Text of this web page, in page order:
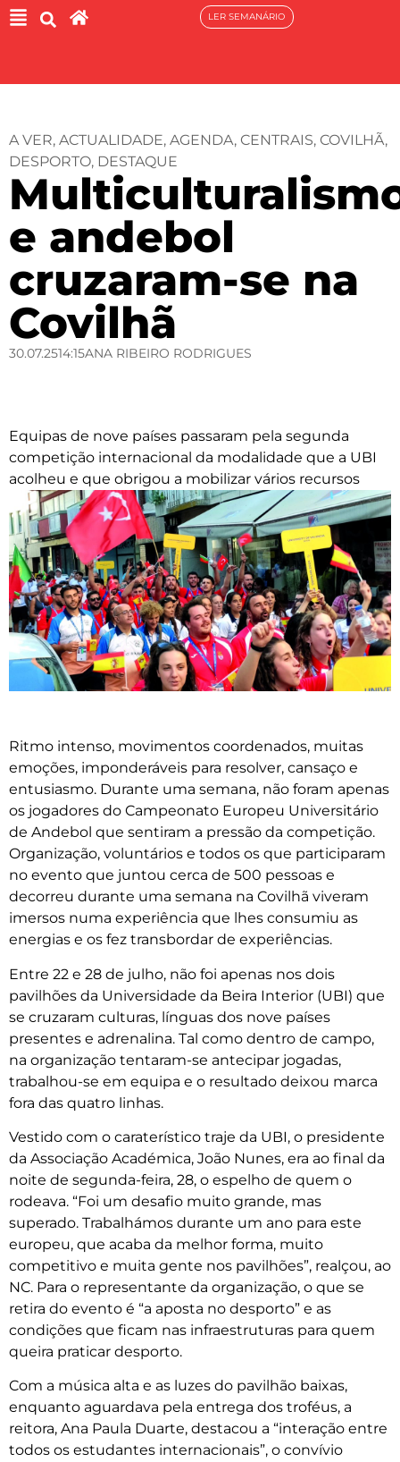
LER SEMANÁRIO
A VER, ACTUALIDADE, AGENDA, CENTRAIS, COVILHÃ,
DESPORTO, DESTAQUE
e andebol
cruzaram-se na
Covilhã
30.07.2514:15ANA RIBEIRO RODRIGUES
Equipas de nove países passaram pela segunda
competição internacional da modalidade que a UBI
acolheu e que obrigou a mobilizar vários recursos
Ritmo intenso, movimentos coordenados, muitas
emoções, imponderáveis para resolver, cansaço e
entusiasmo. Durante uma semana, não foram apenas
os jogadores do Campeonato Europeu Universitário
de Andebol que sentiram a pressão da competição.
Organização, voluntários e todos os que participaram
no evento que juntou cerca de 500 pessoas e
decorreu durante uma semana na Covilhã viveram
imersos numa experiência que lhes consumiu as
energias e os fez transbordar de experiências.
Entre 22 e 28 de julho, não foi apenas nos dois
pavilhões da Universidade da Beira Interior (UBI) que
se cruzaram culturas, línguas dos nove países
presentes e adrenalina. Tal como dentro de campo,
na organização tentaram-se antecipar jogadas,
trabalhou-se em equipa e o resultado deixou marca
fora das quatro linhas.
Vestido com o caraterístico traje da UBI, o presidente
da Associação Académica, João Nunes, era ao final da
noite de segunda-feira, 28, o espelho de quem o
rodeava. “Foi um desafio muito grande, mas
superado. Trabalhámos durante um ano para este
europeu, que acaba da melhor forma, muito
competitivo e muita gente nos pavilhões”, realçou, ao
NC. Para o representante da organização, o que se
retira do evento é “a aposta no desporto” e as
condições que ficam nas infraestruturas para quem
queira praticar desporto.
Com a música alta e as luzes do pavilhão baixas,
enquanto aguardava pela entrega dos troféus, a
reitora, Ana Paula Duarte, destacou a “interação entre
todos os estudantes internacionais”, o convívio